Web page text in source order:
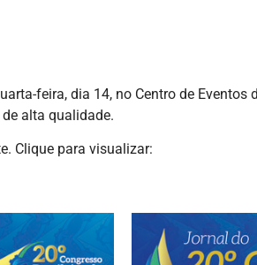
feira, dia 14, no Centro de Eventos
alta qualidade.
Clique para visualizar: